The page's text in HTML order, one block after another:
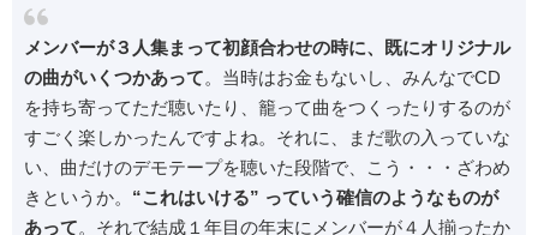
メンバーが３人集まって初顔合わせの時に、既にオリジナル
の曲がいくつかあって。当時はお金もないし、みんなでCD
を持ち寄ってただ聴いたり、籠って曲をつくったりするのが
すごく楽しかったんですよね。それに、まだ歌の入っていな
い、曲だけのデモテープを聴いた段階で、こう・・・ざわめ
きというか。 “これはいける” っていう確信のようなものが
あって。それで結成１年目の年末にメンバーが４人揃ったか